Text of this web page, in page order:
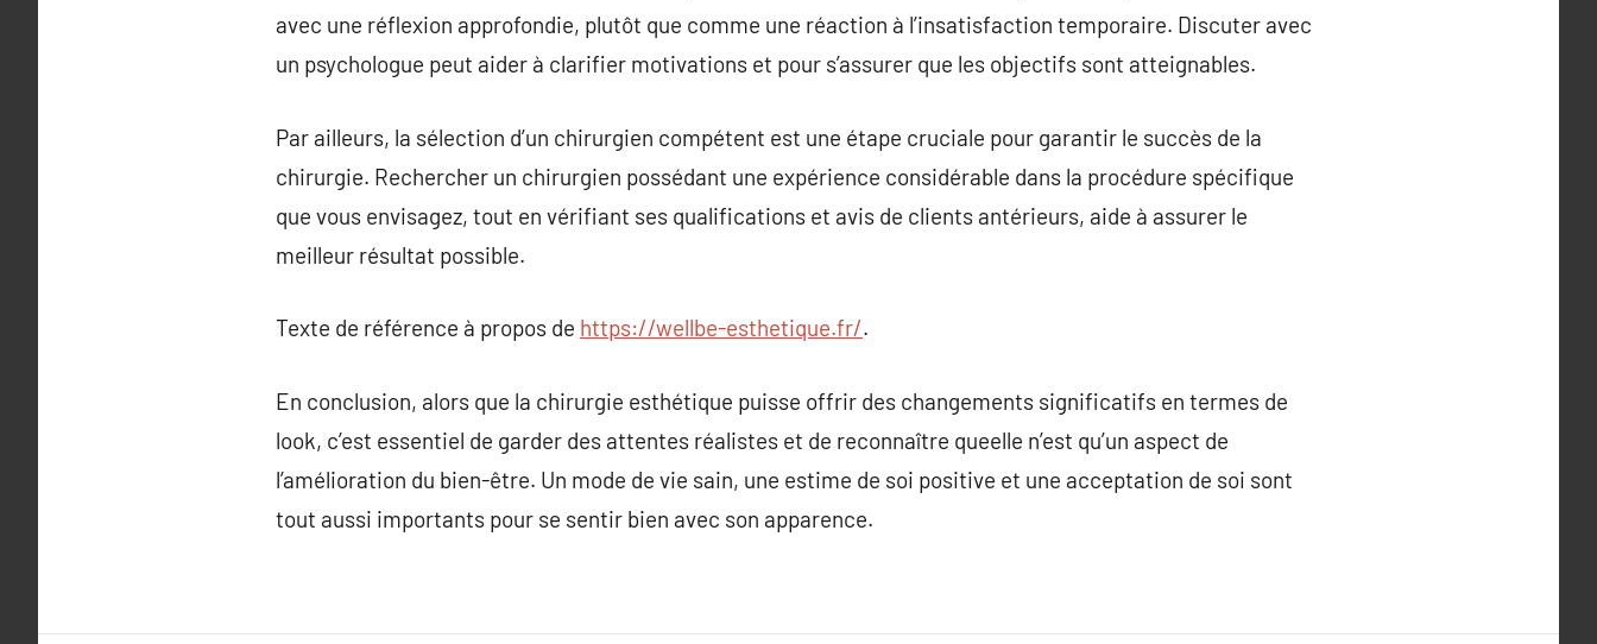
avec une réflexion approfondie, plutôt que comme une réaction à l’insatisfaction temporaire. Discuter avec
un psychologue peut aider à clarifier motivations et pour s’assurer que les objectifs sont atteignables.
Par ailleurs, la sélection d’un chirurgien compétent est une étape cruciale pour garantir le succès de la
chirurgie. Rechercher un chirurgien possédant une expérience considérable dans la procédure spécifique
que vous envisagez, tout en vérifiant ses qualifications et avis de clients antérieurs, aide à assurer le
meilleur résultat possible.
Texte de référence à propos de https://wellbe-esthetique.fr/.
En conclusion, alors que la chirurgie esthétique puisse offrir des changements significatifs en termes de
look, c’est essentiel de garder des attentes réalistes et de reconnaître queelle n’est qu’un aspect de
l’amélioration du bien-être. Un mode de vie sain, une estime de soi positive et une acceptation de soi sont
tout aussi importants pour se sentir bien avec son apparence.